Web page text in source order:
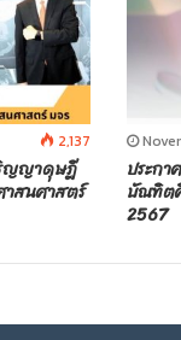
2,137
ญญาดุษฎี
สนศาสตร์
ประกา
บัณฑิต
2567